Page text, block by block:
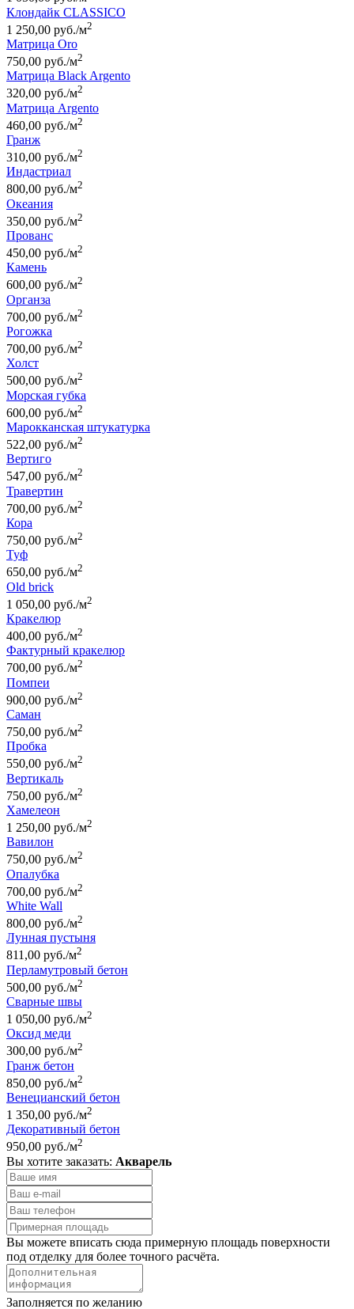
Клондайк CLASSICO
1 250,00 руб./м2
Матрица Oro
750,00 руб./м2
Матрица Black Argento
320,00 руб./м2
Матрица Argento
460,00 руб./м2
Гранж
310,00 руб./м2
Индастриал
800,00 руб./м2
Океания
350,00 руб./м2
Прованс
450,00 руб./м2
Камень
600,00 руб./м2
Органза
700,00 руб./м2
Рогожка
700,00 руб./м2
Холст
500,00 руб./м2
Морская губка
600,00 руб./м2
Марокканская штукатурка
522,00 руб./м2
Вертиго
547,00 руб./м2
Травертин
700,00 руб./м2
Кора
750,00 руб./м2
Туф
650,00 руб./м2
Old brick
1 050,00 руб./м2
Кракелюр
400,00 руб./м2
Фактурный кракелюр
700,00 руб./м2
Помпеи
900,00 руб./м2
Саман
750,00 руб./м2
Пробка
550,00 руб./м2
Вертикаль
750,00 руб./м2
Хамелеон
1 250,00 руб./м2
Вавилон
750,00 руб./м2
Опалубка
700,00 руб./м2
White Wall
800,00 руб./м2
Лунная пустыня
811,00 руб./м2
Перламутровый бетон
500,00 руб./м2
Сварные швы
1 050,00 руб./м2
Оксид меди
300,00 руб./м2
Гранж бетон
850,00 руб./м2
Венецианский бетон
1 350,00 руб./м2
Декоративный бетон
950,00 руб./м2
Вы хотите заказать: Акварель
Вы можете вписать сюда примерную площадь поверхности
под отделку для более точного расчёта.
Заполняется по желанию